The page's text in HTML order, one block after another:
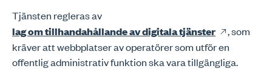
Tjänsten regleras av
lag om tillhandahållande av digitala tjänster
, som
kräver att webbplatser av operatörer som utför en
offentlig administrativ funktion ska vara tillgängliga.